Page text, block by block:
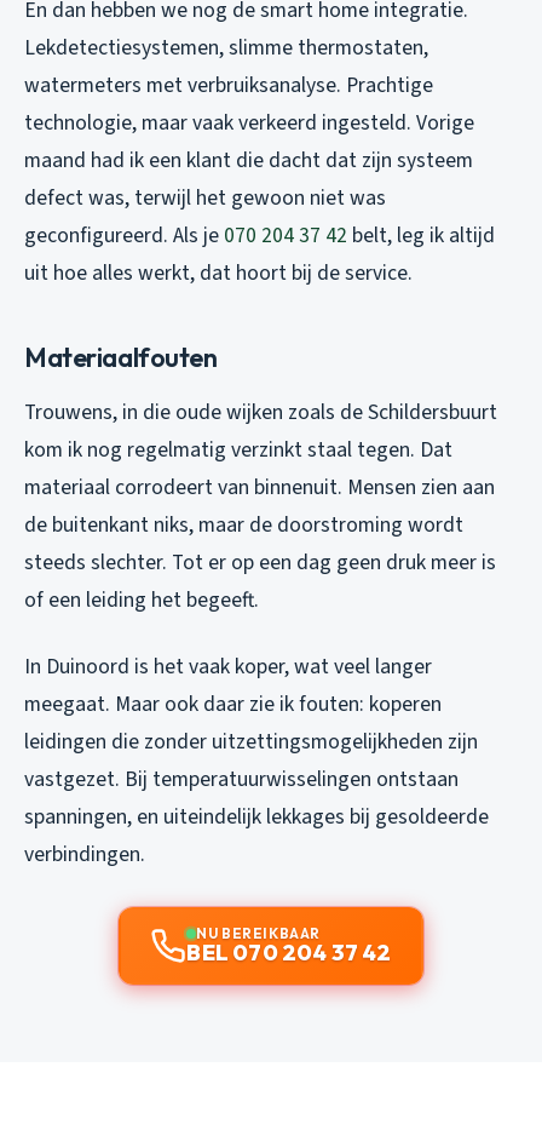
En dan hebben we nog de smart home integratie.
Lekdetectiesystemen, slimme thermostaten,
watermeters met verbruiksanalyse. Prachtige
technologie, maar vaak verkeerd ingesteld. Vorige
maand had ik een klant die dacht dat zijn systeem
defect was, terwijl het gewoon niet was
geconfigureerd. Als je 070 204 37 42 belt, leg ik altijd
uit hoe alles werkt, dat hoort bij de service.
Materiaalfouten
Trouwens, in die oude wijken zoals de Schildersbuurt
kom ik nog regelmatig verzinkt staal tegen. Dat
materiaal corrodeert van binnenuit. Mensen zien aan
de buitenkant niks, maar de doorstroming wordt
steeds slechter. Tot er op een dag geen druk meer is
of een leiding het begeeft.
In Duinoord is het vaak koper, wat veel langer
meegaat. Maar ook daar zie ik fouten: koperen
leidingen die zonder uitzettingsmogelijkheden zijn
vastgezet. Bij temperatuurwisselingen ontstaan
spanningen, en uiteindelijk lekkages bij gesoldeerde
verbindingen.
NU BEREIKBAAR
BEL 070 204 37 42